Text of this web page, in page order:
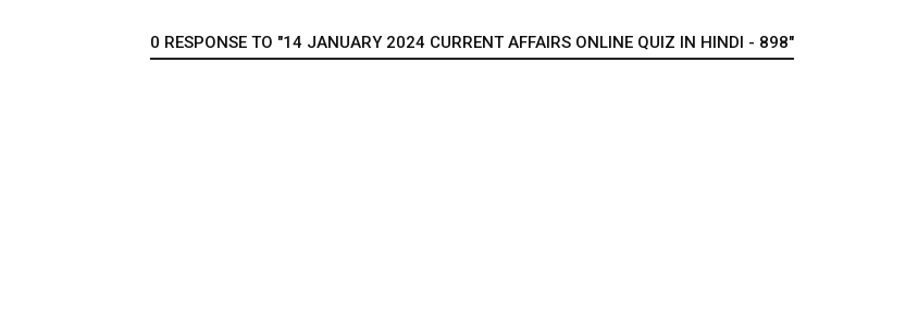
0 RESPONSE TO "14 JANUARY 2024 CURRENT AFFAIRS ONLINE QUIZ IN HINDI - 898"